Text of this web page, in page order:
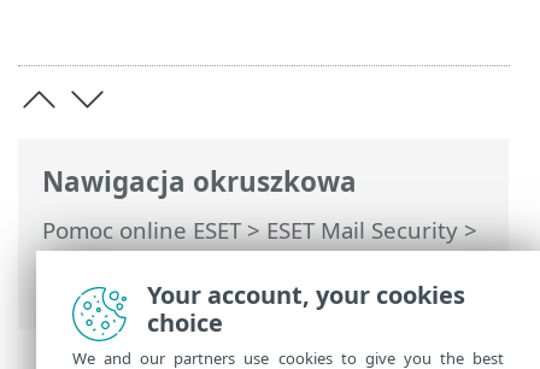
Nawigacja okruszkowa
Pomoc online ESET>ESET Mail Security>
Ustawienia zaawansowane>
Konfiguracja narzędzi
Your account, your cookies
choice
We and our partners use cookies to give you the best